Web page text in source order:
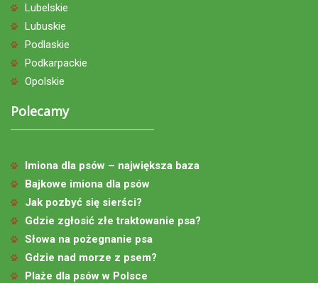
Lubelskie
Lubuskie
Podlaskie
Podkarpackie
Opolskie
Polecamy
Imiona dla psów – największa baza
Bajkowe imiona dla psów
Jak pozbyć się sierści?
Gdzie zgłosić złe traktowanie psa?
Słowa na pożegnanie psa
Gdzie nad morze z psem?
Plaże dla psów w Polsce